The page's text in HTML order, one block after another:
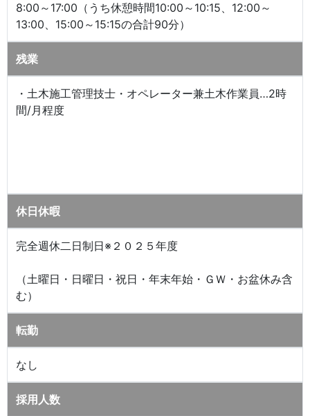
8:00～17:00（うち休憩時間10:00～10:15、12:00～
13:00、15:00～15:15の合計90分）
残業
・土木施工管理技士・オペレーター兼土木作業員…2時
間/月程度
休日休暇
完全週休二日制日※２０２５年度
（土曜日・日曜日・祝日・年末年始・ＧＷ・お盆休み含
む）
転勤
なし
採用人数